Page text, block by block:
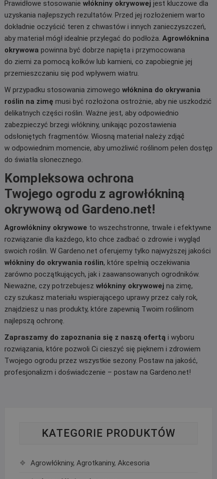
Prawidłowe stosowanie włókniny okrywowej jest kluczowe dla
uzyskania najlepszych rezultatów. Przed jej rozłożeniem warto
dokładnie oczyścić teren z chwastów i innych zanieczyszczeń,
aby materiał mógł idealnie przylegać do podłoża. Agrowłóknina
okrywowa powinna być dobrze napięta i przymocowana
do ziemi za pomocą kołków lub kamieni, co zapobiegnie jej
przemieszczaniu się pod wpływem wiatru.
W przypadku stosowania zimowego włóknina do okrywania
roślin na zimę musi być rozłożona ostrożnie, aby nie uszkodzić
delikatnych części roślin. Ważne jest, aby odpowiednio
zabezpieczyć brzegi włókniny, unikając pozostawienia
odsłoniętych fragmentów. Wiosną materiał należy zdjąć
w odpowiednim momencie, aby umożliwić roślinom pełen dostęp
do światła słonecznego.
Kompleksowa ochrona
Twojego ogrodu z agrowłókniną
okrywową od Gardeno.net!
Agrowłókniny okrywowe to wszechstronne, trwałe i efektywne
rozwiązanie dla każdego, kto chce zadbać o zdrowie i wygląd
swoich roślin. W Gardeno.net oferujemy tylko najwyższej jakości
włókniny do okrywania roślin, które spełnią oczekiwania
zarówno początkujących, jak i zaawansowanych ogrodników.
Nieważne, czy potrzebujesz włókniny okrywowej na zimę,
czy szukasz materiału wspierającego uprawy przez cały rok,
znajdziesz u nas produkty, które zapewnią Twoim roślinom
najlepszą ochronę.
Zapraszamy do zapoznania się z naszą ofertą i wyboru
rozwiązania, które pozwoli Ci cieszyć się pięknem i zdrowiem
Twojego ogrodu przez wszystkie sezony. Postaw na jakość,
profesjonalizm i doświadczenie – postaw na Gardeno.net!
KATEGORIE PRODUKTÓW
Agrowłókniny, Agrotkaniny, Akcesoria